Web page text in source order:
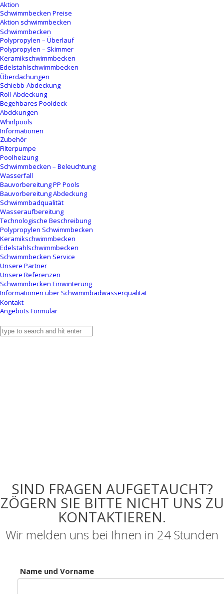
Aktion
Schwimmbecken Preise
Aktion schwimmbecken
Schwimmbecken
Polypropylen – Überlauf
Polypropylen – Skimmer
Keramikschwimmbecken
Edelstahlschwimmbecken
Überdachungen
Schiebb-Abdeckung
Roll-Abdeckung
Begehbares Pooldeck
Abdckungen
Whirlpools
Informationen
Zubehör
Filterpumpe
Poolheizung
Schwimmbecken – Beleuchtung
Wasserfall
Bauvorbereitung PP Pools
Bauvorbereitung Abdeckung
Schwimmbadqualität
Wasseraufbereitung
Technologische Beschreibung
Polypropylen Schwimmbecken
Keramikschwimmbecken
Edelstahlschwimmbecken
Schwimmbecken Service
Unsere Partner
Unsere Referenzen
Schwimmbecken Einwinterung
Informationen über Schwimmbadwasserqualität
Kontakt
Angebots Formular
SIND FRAGEN AUFGETAUCHT?
ZÖGERN SIE BITTE NICHT UNS ZU
KONTAKTIEREN.
Wir melden uns bei Ihnen in 24 Stunden
Name und Vorname